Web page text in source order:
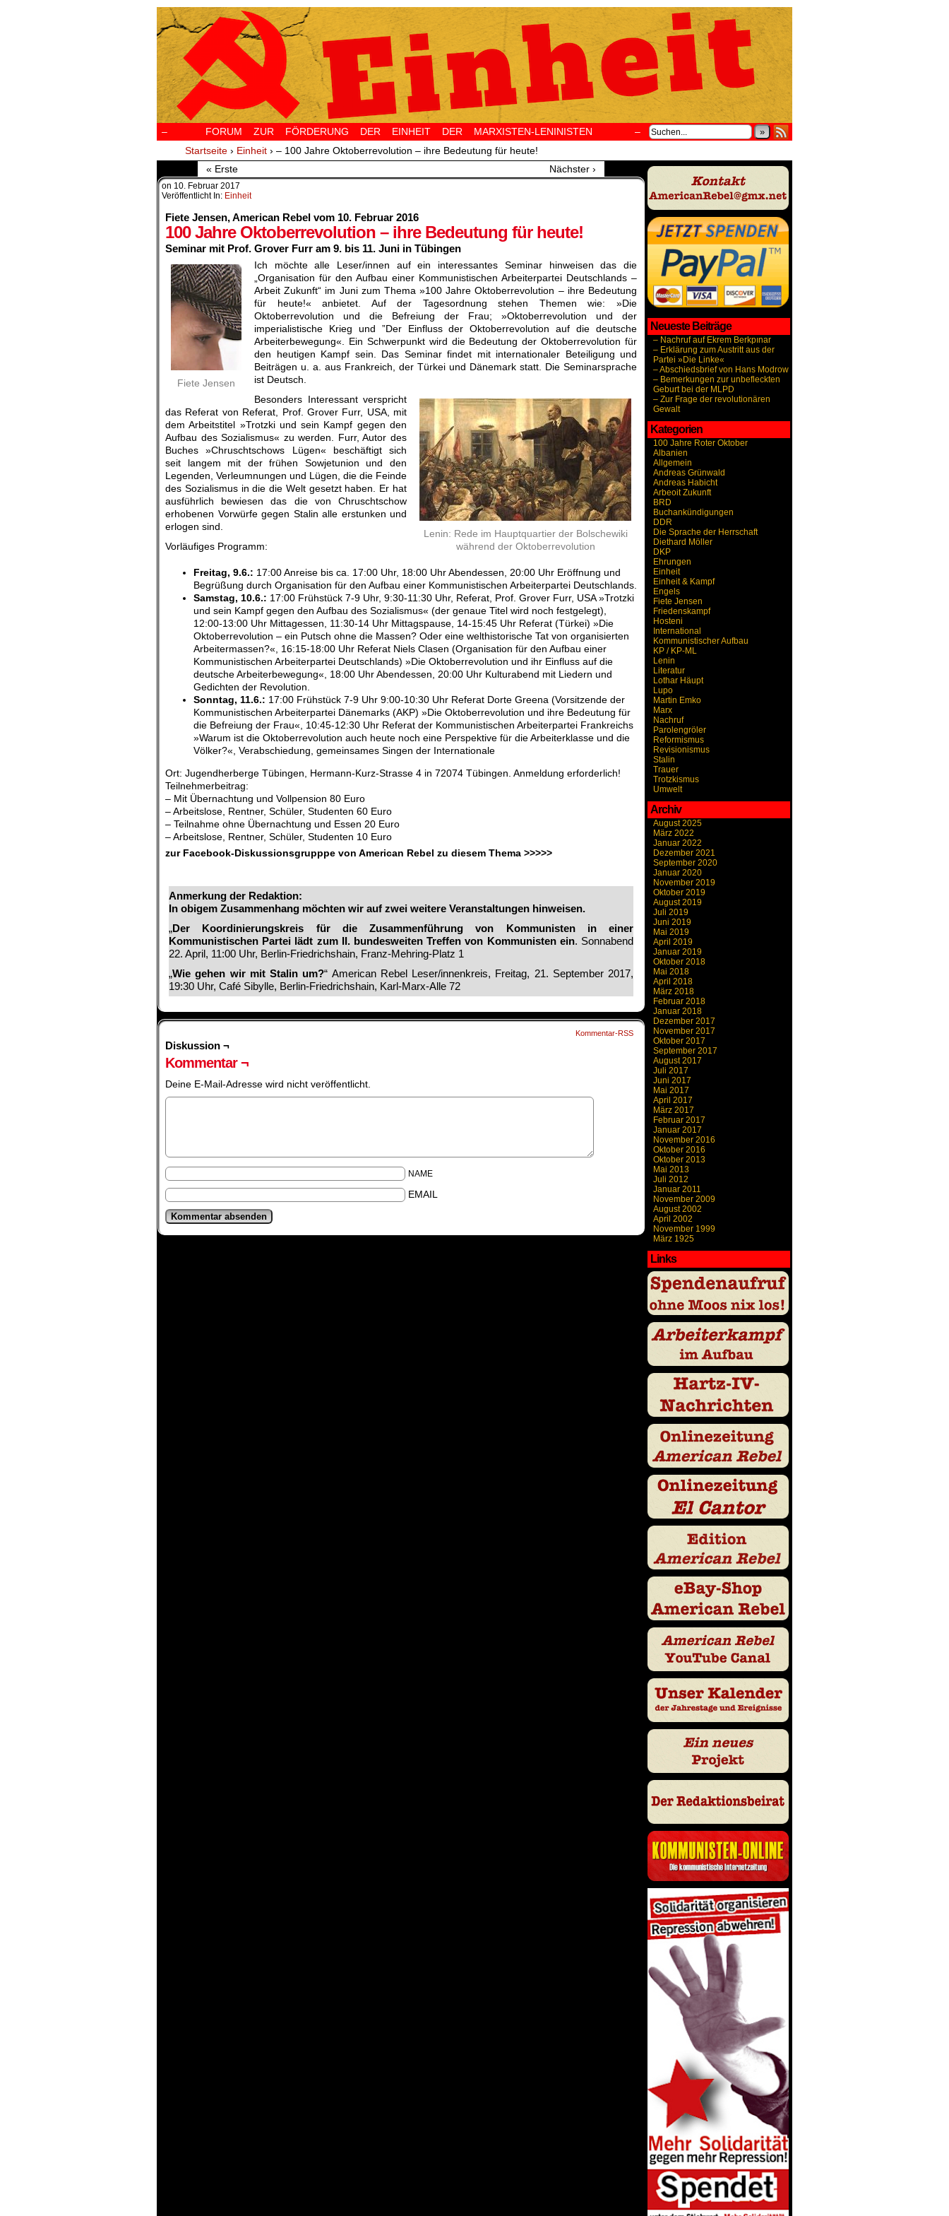
– FORUM ZUR FÖRDERUNG DER EINHEIT DER MARXISTEN-LENINISTEN – »
Startseite › Einheit › – 100 Jahre Oktoberrevolution – ihre Bedeutung für heute!
« Erste
Nächster ›
on 10. Februar 2017
Veröffentlicht In: Einheit
Fiete Jensen,American Rebel vom 10. Februar 2016
100 Jahre Oktoberrevolution – ihre Bedeutung für heute!
Seminar mit Prof. Grover Furr am 9. bis 11. Juni in Tübingen
Fiete Jensen
Ich möchte alle Leser/innen auf ein interessantes Seminar hinweisen das die
„Organisation für den Aufbau einer Kommunistischen Arbeiterpartei Deutschlands –
Arbeit Zukunft“ im Juni zum Thema »100 Jahre Oktoberrevolution – ihre Bedeutung
für heute!« anbietet. Auf der Tagesordnung stehen Themen wie: »Die
Oktoberrevolution und die Befreiung der Frau; »Oktoberrevolution und der
imperialistische Krieg und ”Der Einfluss der Oktoberrevolution auf die deutsche
Arbeiterbewegung«. Ein Schwerpunkt wird die Bedeutung der Oktoberrevolution für
den heutigen Kampf sein. Das Seminar findet mit internationaler Beteiligung und
Beiträgen u. a. aus Frankreich, der Türkei und Dänemark statt. Die Seminarsprache
ist Deutsch.
Lenin: Rede im Hauptquartier der Bolschewiki
während der Oktoberrevolution
Besonders Interessant verspricht
das Referat von Referat, Prof. Grover Furr, USA, mit
dem Arbeitstitel »Trotzki und sein Kampf gegen den
Aufbau des Sozialismus« zu werden. Furr, Autor des
Buches »Chruschtschows Lügen« beschäftigt sich
seit langem mit der frühen Sowjetunion und den
Legenden, Verleumnungen und Lügen, die die Feinde
des Sozialismus in die die Welt gesetzt haben. Er hat
ausführlich bewiesen das die von Chruschtschow
erhobenen Vorwürfe gegen Stalin alle erstunken und
erlogen sind.
Vorläufiges Programm:
Freitag, 9.6.: 17:00 Anreise bis ca. 17:00 Uhr, 18:00 Uhr Abendessen, 20:00 Uhr Eröffnung und
Begrüßung durch Organisation für den Aufbau einer Kommunistischen Arbeiterpartei Deutschlands
Samstag, 10.6.: 17:00 Frühstück 7-9 Uhr, 9:30-11:30 Uhr, Referat, Prof. Grover Furr, USA »Trotzki
und sein Kampf gegen den Aufbau des Sozialismus« (der genaue Titel wird noch festgelegt),
12:00-13:00 Uhr Mittagessen, 11:30-14 Uhr Mittagspause, 14-15:45 Uhr Referat (Türkei) »Die
Oktoberrevolution – ein Putsch ohne die Massen? Oder eine welthistorische Tat von organisierten
Arbeitermassen?«, 16:15-18:00 Uhr Referat Niels Clasen (Organisation für den Aufbau einer
Kommunistischen Arbeiterpartei Deutschlands) »Die Oktoberrevolution und ihr Einfluss auf die
deutsche Arbeiterbewegung«, 18:00 Uhr Abendessen, 20:00 Uhr Kulturabend mit Liedern und
Gedichten der Revolution.
Sonntag, 11.6.: 17:00 Frühstück 7-9 Uhr 9:00-10:30 Uhr Referat Dorte Greena (Vorsitzende der
Kommunistischen Arbeiterpartei Dänemarks (AKP) »Die Oktoberrevolution und ihre Bedeutung für
die Befreiung der Frau«, 10:45-12:30 Uhr Referat der Kommunistischen Arbeiterpartei Frankreichs
»Warum ist die Oktoberrevolution auch heute noch eine Perspektive für die Arbeiterklasse und die
Völker?«, Verabschiedung, gemeinsames Singen der Internationale
Ort: Jugendherberge Tübingen, Hermann-Kurz-Strasse 4 in 72074 Tübingen. Anmeldung erforderlich!
Teilnehmerbeitrag:
– Mit Übernachtung und Vollpension 80 Euro
– Arbeitslose, Rentner, Schüler, Studenten 60 Euro
– Teilnahme ohne Übernachtung und Essen 20 Euro
– Arbeitslose, Rentner, Schüler, Studenten 10 Euro
zur Facebook-Diskussionsgrupppe von American Rebel zu diesem Thema >>>>>
Anmerkung der Redaktion:
In obigem Zusammenhang möchten wir auf zwei weitere Veranstaltungen hinweisen.
„Der Koordinierungskreis für die Zusammenführung von Kommunisten in einer
Kommunistischen Partei lädt zum II. bundesweiten Treffen von Kommunisten ein. Sonnabend
22. April, 11:00 Uhr, Berlin-Friedrichshain, Franz-Mehring-Platz 1
„Wie gehen wir mit Stalin um?“ American Rebel Leser/innenkreis, Freitag, 21. September 2017,
19:30 Uhr, Café Sibylle, Berlin-Friedrichshain, Karl-Marx-Alle 72
Kommentar-RSS
Diskussion ¬
Kommentar ¬
Deine E-Mail-Adresse wird nicht veröffentlicht.
NAME
EMAIL
Neueste Beiträge
– Nachruf auf Ekrem Berkpınar
– Erklärung zum Austritt aus der
Partei »Die Linke«
– Abschiedsbrief von Hans Modrow
– Bemerkungen zur unbefleckten
Geburt bei der MLPD
– Zur Frage der revolutionären
Gewalt
Kategorien
100 Jahre Roter Oktober
Albanien
Allgemein
Andreas Grünwald
Andreas Habicht
Arbeoit Zukunft
BRD
Buchankündigungen
DDR
Die Sprache der Herrschaft
Diethard Möller
DKP
Ehrungen
Einheit
Einheit & Kampf
Engels
Fiete Jensen
Friedenskampf
Hosteni
International
Kommunistischer Aufbau
KP / KP-ML
Lenin
Literatur
Lothar Häupt
Lupo
Martin Emko
Marx
Nachruf
Parolengröler
Reformismus
Revisionismus
Stalin
Trauer
Trotzkismus
Umwelt
Archiv
August 2025
März 2022
Januar 2022
Dezember 2021
September 2020
Januar 2020
November 2019
Oktober 2019
August 2019
Juli 2019
Juni 2019
Mai 2019
April 2019
Januar 2019
Oktober 2018
Mai 2018
April 2018
März 2018
Februar 2018
Januar 2018
Dezember 2017
November 2017
Oktober 2017
September 2017
August 2017
Juli 2017
Juni 2017
Mai 2017
April 2017
März 2017
Februar 2017
Januar 2017
November 2016
Oktober 2016
Oktober 2013
Mai 2013
Juli 2012
Januar 2011
November 2009
August 2002
April 2002
November 1999
März 1925
Links